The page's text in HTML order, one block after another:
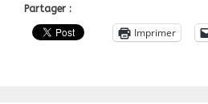
Partager :
Imprimer